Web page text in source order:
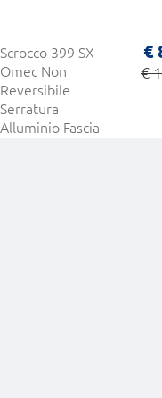
Scrocco 399 SX
Omec Non
Reversibile
Serratura
Alluminio Fascia
€
€